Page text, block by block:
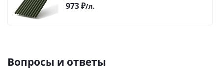
973₽/л.
Вопросы и ответы